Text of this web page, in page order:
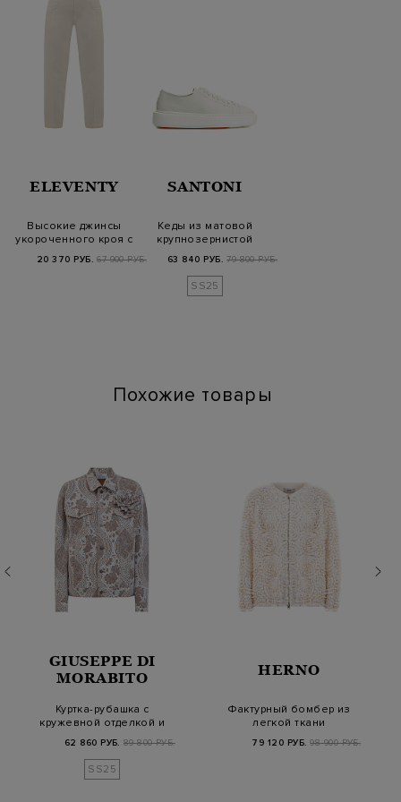
ELEVENTY
Высокие джинсы
укороченного кроя с
фактурной
прострочк…
20 370 РУБ. 67 900 РУБ.
SANTONI
Кеды из матовой
крупнозернистой
кожи с декоративной
ст…
63 840 РУБ. 79 800 РУБ.
SS25
Похожие товары
GIUSEPPE DI
MORABITO
Куртка-рубашка с
кружевной отделкой и
62 860 РУБ. 89 800 РУБ.
SS25
HERNO
Фактурный бомбер из
легкой ткани
79 120 РУБ. 98 900 РУБ.